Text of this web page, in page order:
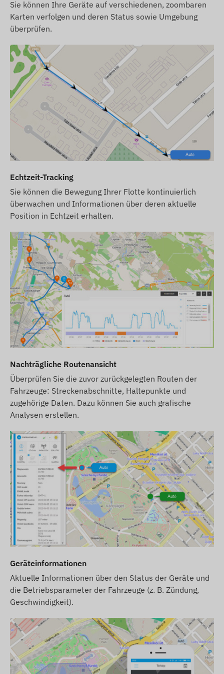
Alarme
Bewegung
Verlassen und Ankunft des digitalen POI-Zauns
Niedriger Batteriestand
Lieferumfang
FLEXCOM FB222MG4010 Fahrrad-GPS-Tracker
Ladegerät und Ladekabel
Sicherheitsschrauben und Schraubenschlüssel
Desktop und Handy für ein Jahr
Nutzungsbedingungen
Für den normalen Betrieb des Geräts ist eine
aktive Verbindung zu Satellitenortungssystemen
und Mobilfunknetzen erforderlich. Diese
gewährleisten die Datenerfassung und
-übertragung sowie die Kommunikation mit dem
Telefon des Besitzers oder, bei Verwendung der
Tracking-Software, mit dem zentralen
Datenerfassungs- und Verarbeitungsnetzwerk.
Das Gerät kommuniziert über die Netzwerke der
Mobilfunkanbieter mit der darin eingelegten SIM-
Karte.
Betriebsregion
Das Gerät ist kompatibel mit GSM-Netzen in den
folgenden Regionen:
2G: Weltweit
Kaufoptionen
Dieses Gerät wird nicht ohne SIM-Karte und
Softwarelizenz verkauft.
Wir liefern das Gerät betriebsbereit und sorgen
für den kontinuierlichen Betrieb – Sie müssen
sich um nichts kümmern.
Wenn Sie auch unseren SMS-
Benachrichtigungsdienst in Anspruch nehmen
möchten, kaufen Sie bitte eine SMS-Kreditkarte in
unserem Webshop.
Sonstige Informationen
geschützt, es darf nicht zerlegt werden, da es
sonst beschädigt werden kann und die Garantie
erlischt.
Wenn Sie das Gerät auf eine andere Person
Sie können Ihre Geräte auf verschiedenen, zoombaren
Karten verfolgen und deren Status sowie Umgebung
überprüfen.
Echtzeit-Tracking
Sie können die Bewegung Ihrer Flotte kontinuierlich
überwachen und Informationen über deren aktuelle
Position in Echtzeit erhalten.
Nachträgliche Routenansicht
Überprüfen Sie die zuvor zurückgelegten Routen der
Fahrzeuge: Streckenabschnitte, Haltepunkte und
zugehörige Daten. Dazu können Sie auch grafische
Analysen erstellen.
Geräteinformationen
Aktuelle Informationen über den Status der Geräte und
die Betriebsparameter der Fahrzeuge (z. B. Zündung,
Geschwindigkeit).